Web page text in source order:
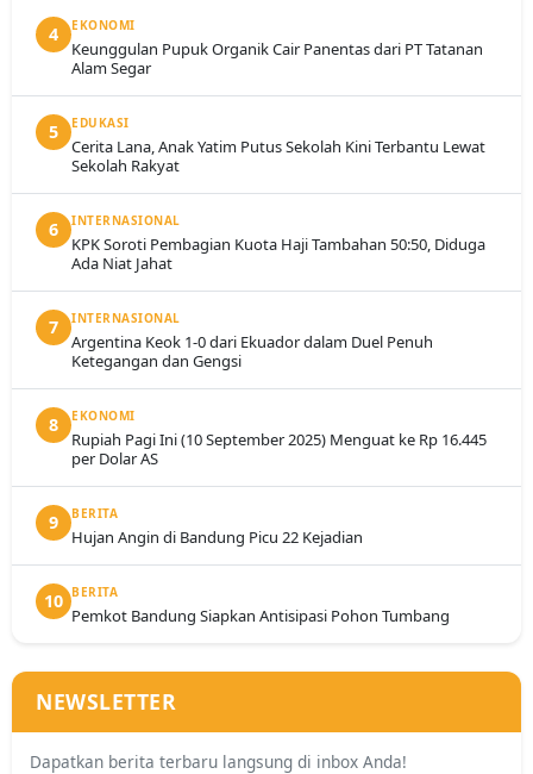
4 EKONOMI
Keunggulan Pupuk Organik Cair Panentas dari PT Tatanan
Alam Segar
5 EDUKASI
Cerita Lana, Anak Yatim Putus Sekolah Kini Terbantu Lewat
Sekolah Rakyat
6 INTERNASIONAL
KPK Soroti Pembagian Kuota Haji Tambahan 50:50, Diduga
Ada Niat Jahat
7 INTERNASIONAL
Argentina Keok 1-0 dari Ekuador dalam Duel Penuh
Ketegangan dan Gengsi
8 EKONOMI
Rupiah Pagi Ini (10 September 2025) Menguat ke Rp 16.445
per Dolar AS
9 BERITA
Hujan Angin di Bandung Picu 22 Kejadian
10 BERITA
Pemkot Bandung Siapkan Antisipasi Pohon Tumbang
NEWSLETTER
Dapatkan berita terbaru langsung di inbox Anda!